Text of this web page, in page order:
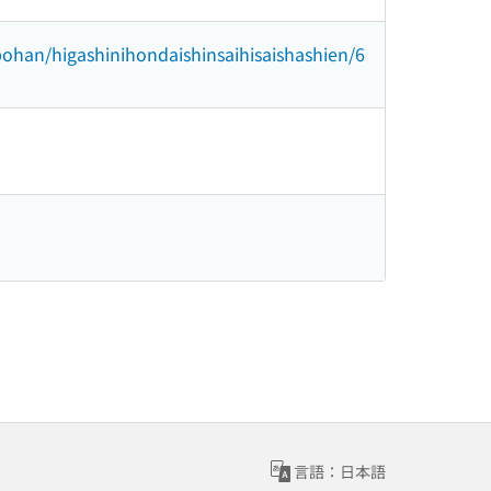
higashinihondaishinsaihisaishashien/6
言語：日本語